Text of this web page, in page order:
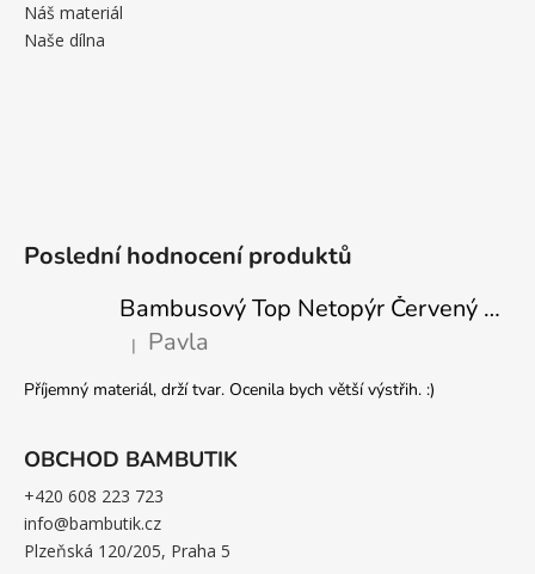
Náš materiál
Naše dílna
Poslední hodnocení produktů
Bambusový Top Netopýr Červený 3/4 Rukáv Volný Střih Dámský
Hodnocení produktu je 5 z 5 hvězdiček.
| Pavla
Příjemný materiál, drží tvar. Ocenila bych větší výstřih. :)
OBCHOD BAMBUTIK
+420 608 223 723
info@bambutik.cz
Plzeňská 120/205, Praha 5